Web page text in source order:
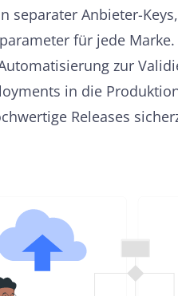
separater Anbieter-
für jede Marke.
zur
in die
Releases